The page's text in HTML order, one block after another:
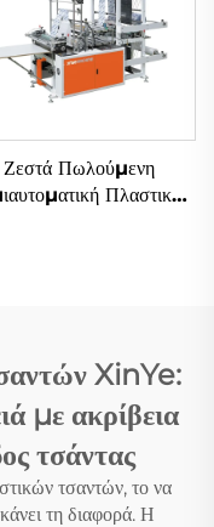
Ζεστά Πωλούμενη
Πλαστική
XinYe:
με ακρίβεια
τσάντας
τσαντών, το να
τη διαφορά. Η